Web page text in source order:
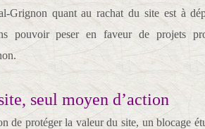
Grignon quant au rachat du site est à
pouvoir peser en faveur de projets
seul moyen d’action
de protéger la valeur du site, un blocage